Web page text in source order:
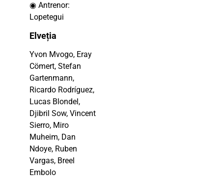
◉ Antrenor:
Lopetegui
Elveția
Yvon Mvogo, Eray
Cömert, Stefan
Gartenmann,
Ricardo Rodríguez,
Lucas Blondel,
Djibril Sow, Vincent
Sierro, Miro
Muheim, Dan
Ndoye, Ruben
Vargas, Breel
Embolo